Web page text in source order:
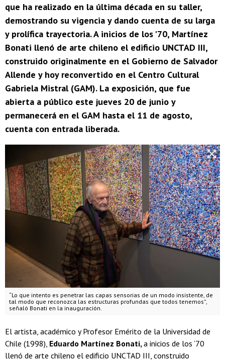
que ha realizado en la última década en su taller,
demostrando su vigencia y dando cuenta de su larga
y prolífica trayectoria. A inicios de los '70, Martínez
Bonati llenó de arte chileno el edificio UNCTAD III,
construido originalmente en el Gobierno de Salvador
Allende y hoy reconvertido en el Centro Cultural
Gabriela Mistral (GAM). La exposición, que fue
abierta a público este jueves 20 de junio y
permanecerá en el GAM hasta el 11 de agosto,
cuenta con entrada liberada.
“Lo que intento es penetrar las capas sensorias de un modo insistente, de
tal modo que reconozca las estructuras profundas que todos tenemos”,
señaló Bonati en la inauguración.
El artista, académico y Profesor Emérito de la Universidad de
Chile (1998), Eduardo Martínez Bonati, a inicios de los ‘70
llenó de arte chileno el edificio UNCTAD III, construido